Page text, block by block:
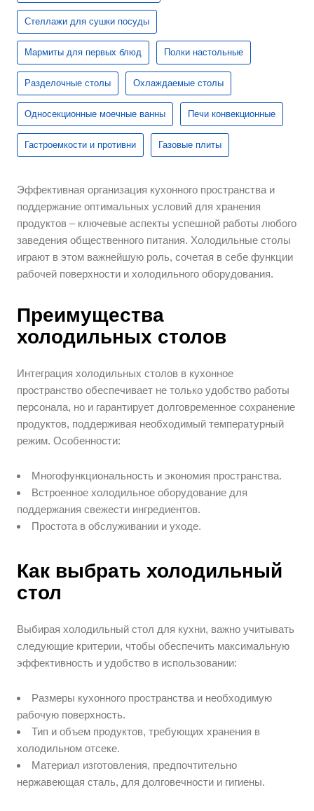
Стеллажи для сушки посуды
Мармиты для первых блюд Полки настольные
Разделочные столы Охлаждаемые столы
Односекционные моечные ванны Печи конвекционные
Гастроемкости и противни Газовые плиты
Эффективная организация кухонного пространства и
поддержание оптимальных условий для хранения
продуктов – ключевые аспекты успешной работы любого
заведения общественного питания. Холодильные столы
играют в этом важнейшую роль, сочетая в себе функции
рабочей поверхности и холодильного оборудования.
Преимущества
холодильных столов
Интеграция холодильных столов в кухонное
пространство обеспечивает не только удобство работы
персонала, но и гарантирует долговременное сохранение
продуктов, поддерживая необходимый температурный
режим. Особенности:
Многофункциональность и экономия пространства.
Встроенное холодильное оборудование для
поддержания свежести ингредиентов.
Простота в обслуживании и уходе.
Как выбрать холодильный
стол
Выбирая холодильный стол для кухни, важно учитывать
следующие критерии, чтобы обеспечить максимальную
эффективность и удобство в использовании:
Размеры кухонного пространства и необходимую
рабочую поверхность.
Тип и объем продуктов, требующих хранения в
холодильном отсеке.
Материал изготовления, предпочтительно
нержавеющая сталь, для долговечности и гигиены.